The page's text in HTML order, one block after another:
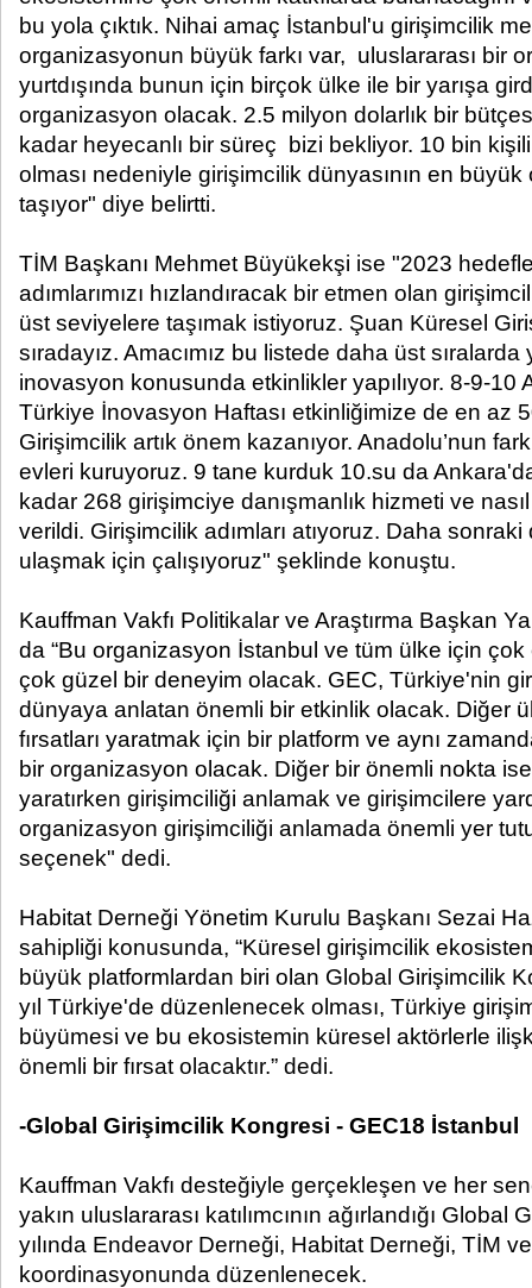
bu yola çıktık. Nihai amaç İstanbul'u girişimcilik
organizasyonun büyük farkı var, uluslararası bir
yurtdışında bunun için birçok ülke ile bir yarışa
organizasyon olacak. 2.5 milyon dolarlık bir
kadar heyecanlı bir süreç bizi bekliyor. 10 bin
olması nedeniyle girişimcilik dünyasının en
taşıyor" diye belirtti.
TİM Başkanı Mehmet Büyükekşi ise "2023
adımlarımızı hızlandıracak bir etmen olan
üst seviyelere taşımak istiyoruz. Şuan Küresel
sıradayız. Amacımız bu listede daha üst sıralarda
inovasyon konusunda etkinlikler yapılıyor. 8-9-10
Türkiye İnovasyon Haftası etkinliğimize de en az
Girişimcilik artık önem kazanıyor. Anadolu’nun
evleri kuruyoruz. 9 tane kurduk 10.su da
kadar 268 girişimciye danışmanlık hizmeti ve
verildi. Girişimcilik adımları atıyoruz. Daha
ulaşmak için çalışıyoruz" şeklinde konuştu.
Kauffman Vakfı Politikalar ve Araştırma Başkan
da “Bu organizasyon İstanbul ve tüm ülke için
çok güzel bir deneyim olacak. GEC, Türkiye'nin
dünyaya anlatan önemli bir etkinlik olacak. Diğer
fırsatları yaratmak için bir platform ve aynı
bir organizasyon olacak. Diğer bir önemli nokta
yaratırken girişimciliği anlamak ve girişimcilere
organizasyon girişimciliği anlamada önemli yer
seçenek" dedi.
Habitat Derneği Yönetim Kurulu Başkanı Sezai
sahipliği konusunda, “Küresel girişimcilik
büyük platformlardan biri olan Global Girişimcilik
yıl Türkiye'de düzenlenecek olması, Türkiye
büyümesi ve bu ekosistemin küresel aktörlerle
önemli bir fırsat olacaktır.” dedi.
-Global Girişimcilik Kongresi - GEC18 İstanbul
Kauffman Vakfı desteğiyle gerçekleşen ve her
yakın uluslararası katılımcının ağırlandığı
yılında Endeavor Derneği, Habitat Derneği, TİM
koordinasyonunda düzenlenecek.